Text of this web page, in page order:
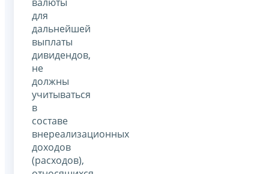
для
дальнейшей
выплаты
дивидендов,
не
должны
учитываться
в
составе
внереализационных
доходов
(расходов),